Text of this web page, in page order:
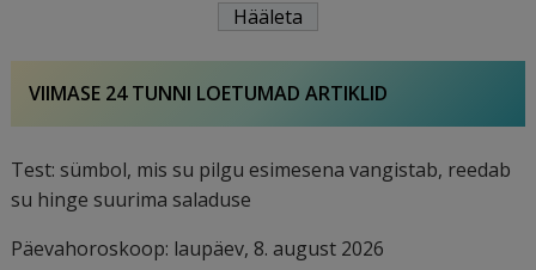
VIIMASE 24 TUNNI LOETUMAD ARTIKLID
Test: sümbol, mis su pilgu esimesena vangistab, reedab
su hinge suurima saladuse
Päevahoroskoop: laupäev, 8. august 2026